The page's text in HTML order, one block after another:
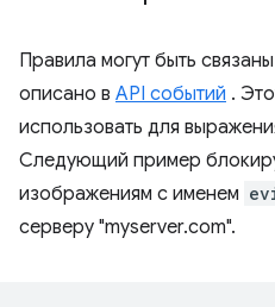
Правила могут быть
описано в API событий .
использовать для
Следующий пример
изображениям с именем
серверу "myserver.com".